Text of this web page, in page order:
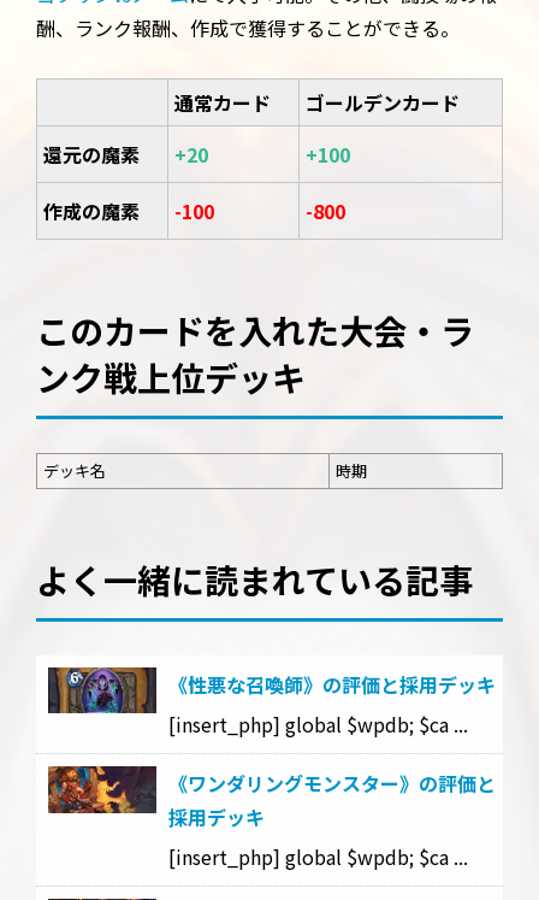
酬、ランク報酬、作成で獲得することができる。
通常カード
ゴールデンカード
還元の魔素
+20
+100
作成の魔素
-100 -800
このカードを入れた大会・ラ
ンク戦上位デッキ
デッキ名 時期
よく一緒に読まれている記事
《性悪な召喚師》の評価と採用デッキ
[insert_php] global $wpdb; $ca ...
《ワンダリングモンスター》の評価と
採用デッキ
[insert_php] global $wpdb; $ca ...